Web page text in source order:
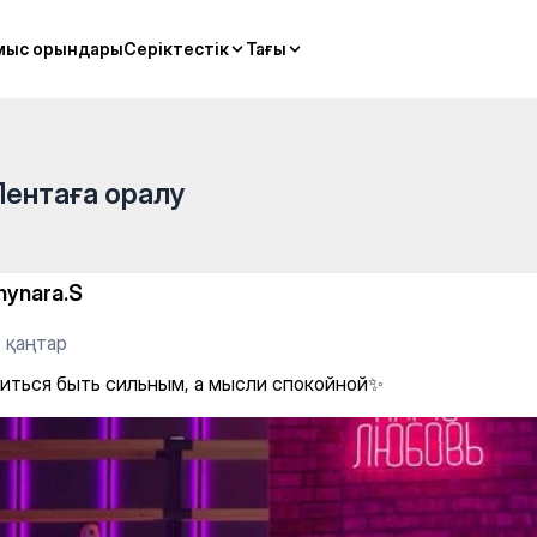
орындарыСеріктестік Тағы
орындарыСеріктестік Тағы
мысли спокойной✨
оралу
қаңтар
быть сильным, а мысли спокойной✨